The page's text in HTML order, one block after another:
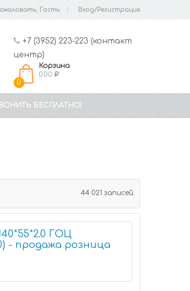
Гость Вход/Регистрация
+7 (3952) 223-223 (контакт
центр)
0
Корзина
0.00
БЕСПЛАТНО!
44 021 записей
ГОЦ
- продажа розница